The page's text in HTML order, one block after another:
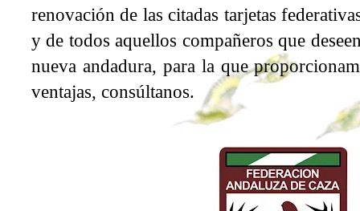
renovación de las citadas tarjetas
y de todos aquellos compañeros que
nueva andadura, para la que
ventajas, consúltanos.